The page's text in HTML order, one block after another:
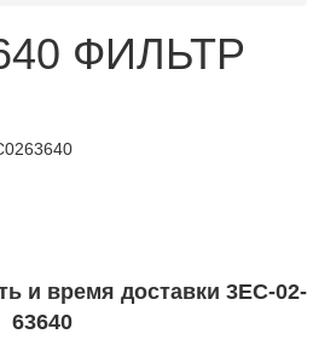
ФИЛЬТР
и время доставки 3EC-02-
63640